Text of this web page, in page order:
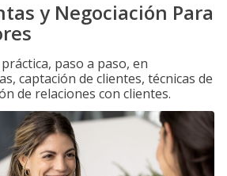
y Negociación Para
paso a paso, en
captación de clientes, técnicas de
de relaciones con clientes.